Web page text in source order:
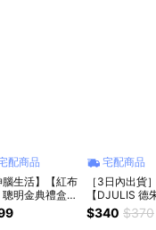
配商品
腦生活】【紅布
聰明金典禮盒
莓乾+鹽烤3色
聰明堅果) 核
宅配商品
［3日內出貨
【DJULIS 德
斯】紅藜紅烏
4包禮盒｜台
$340 $370